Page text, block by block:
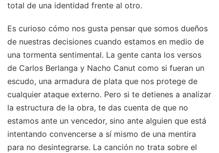
total de una identidad frente al otro.
Es curioso cómo nos gusta pensar que somos dueños
de nuestras decisiones cuando estamos en medio de
una tormenta sentimental. La gente canta los versos
de Carlos Berlanga y Nacho Canut como si fueran un
escudo, una armadura de plata que nos protege de
cualquier ataque externo. Pero si te detienes a analizar
la estructura de la obra, te das cuenta de que no
estamos ante un vencedor, sino ante alguien que está
intentando convencerse a sí mismo de una mentira
para no desintegrarse. La canción no trata sobre el